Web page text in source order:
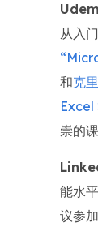
从入
和克
Excel
崇的课
能水
议参加